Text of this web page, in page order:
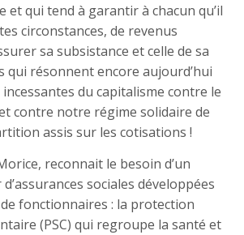
et qui tend à garantir à chacun qu’il
circonstances, de revenus
sa subsistance et celle de sa
qui résonnent encore aujourd’hui
du capitalisme contre le
contre notre régime solidaire de
assis sur les cotisations !
reconnait le besoin d’un
sociales développées
fonctionnaires : la protection
(PSC) qui regroupe la santé et